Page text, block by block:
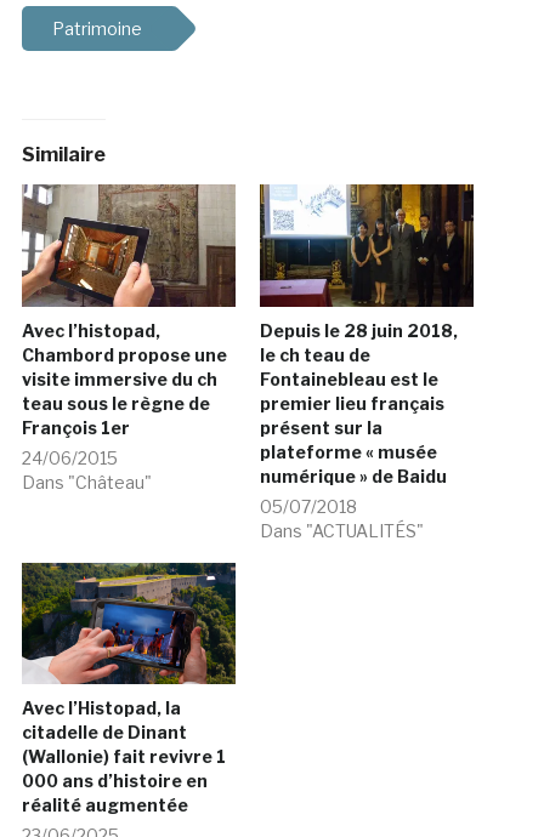
Patrimoine
Similaire
Avec l’histopad,
Chambord propose une
visite immersive du ch
teau sous le règne de
François 1er
24/06/2015
Dans "Château"
Depuis le 28 juin 2018,
le ch teau de
Fontainebleau est le
premier lieu français
présent sur la
plateforme « musée
numérique » de Baidu
05/07/2018
Dans "ACTUALITÉS"
Avec l’Histopad, la
citadelle de Dinant
(Wallonie) fait revivre 1
000 ans d’histoire en
réalité augmentée